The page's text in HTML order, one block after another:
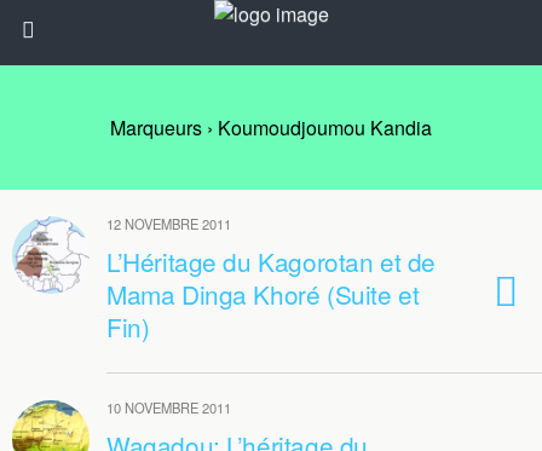
Marqueurs › Koumoudjoumou Kandia
12 NOVEMBRE 2011
L’Héritage du Kagorotan et de
Mama Dinga Khoré (Suite et
Fin)
10 NOVEMBRE 2011